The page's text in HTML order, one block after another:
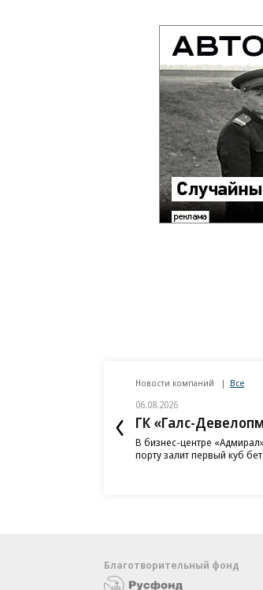
Новости компаний Все
06.08.2026
ГК «Галс-
В бизнес-центре
порту залит первый куб
Благотворительный фонд